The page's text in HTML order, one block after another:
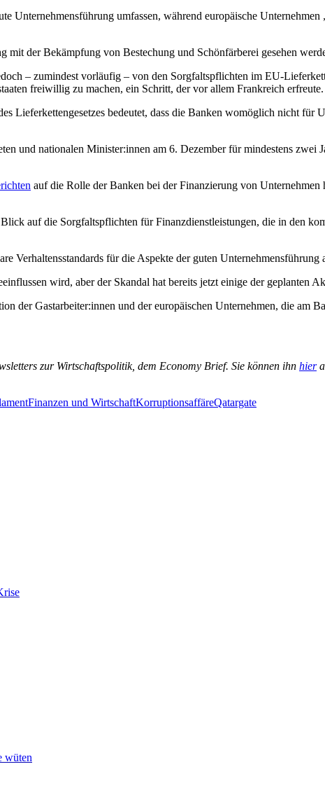
Unternehmensführung umfassen, während europäische
der Bekämpfung von Bestechung und Schönfärberei gesehen
– zumindest vorläufig – von den Sorgfaltspflichten im EU-
freiwillig zu machen, ein Schritt, der vor allem Frankreich erfreute.
Lieferkettengesetzes bedeutet, dass die Banken womöglich nicht für
und nationalen Minister:innen am 6. Dezember für mindestens zwei
auf die Rolle der Banken bei der Finanzierung von
auf die Sorgfaltspflichten für Finanzdienstleistungen, die in den
Verhaltensstandards für die Aspekte der guten Unternehmensführung
wird, aber der Skandal hat bereits jetzt einige der geplanten
der Gastarbeiter:innen und der europäischen Unternehmen, die am
zur Wirtschaftspolitik, dem Economy Brief. Sie können ihn hier
Finanzen und WirtschaftKorruptionsaffäreQatargate
wüten